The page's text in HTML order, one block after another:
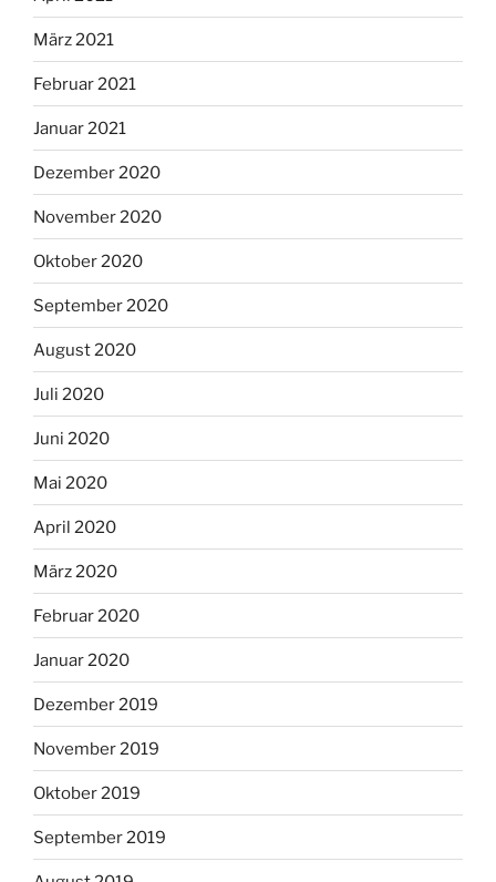
März 2021
Februar 2021
Januar 2021
Dezember 2020
November 2020
Oktober 2020
September 2020
August 2020
Juli 2020
Juni 2020
Mai 2020
April 2020
März 2020
Februar 2020
Januar 2020
Dezember 2019
November 2019
Oktober 2019
September 2019